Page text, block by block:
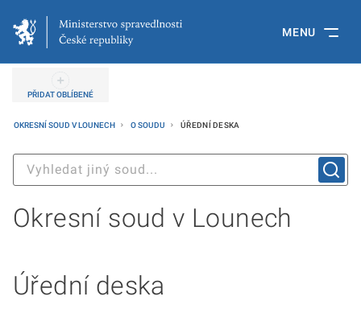
MENU
PŘIDAT OBLÍBENÉ
OKRESNÍ SOUD V LOUNECH O SOUDU ÚŘEDNÍ DESKA
Okresní soud v Lounech
Úřední deska